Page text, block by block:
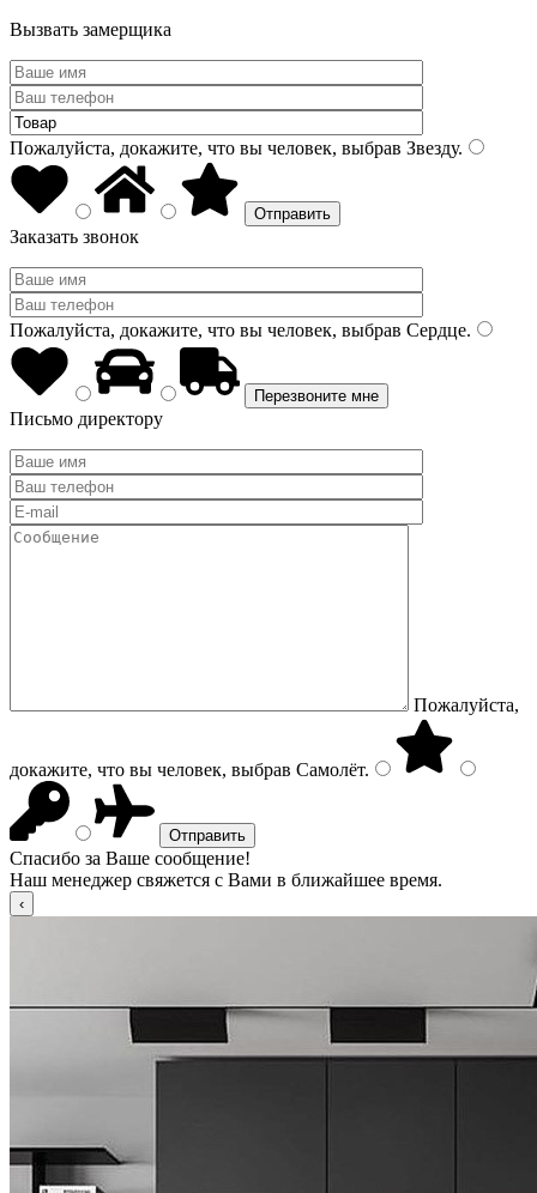
Вызвать замерщика
Пожалуйста, докажите, что вы человек, выбрав Звезду.
Заказать звонок
Пожалуйста, докажите, что вы человек, выбрав Сердце.
Письмо директору
Пожалуйста,
докажите, что вы человек, выбрав Самолёт.
Спасибо за Ваше сообщение!
Наш менеджер свяжется с Вами в ближайшее время.